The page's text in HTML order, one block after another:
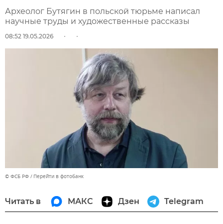
Археолог Бутягин в польской тюрьме написал
научные труды и художественные рассказы
08:52 19.05.2026
© ФСБ РФ Перейти в фотобанк
Читать в МАКС Дзен Telegram